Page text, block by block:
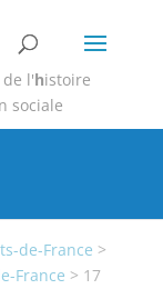
l'histoire
sociale
de-France >
France > 17